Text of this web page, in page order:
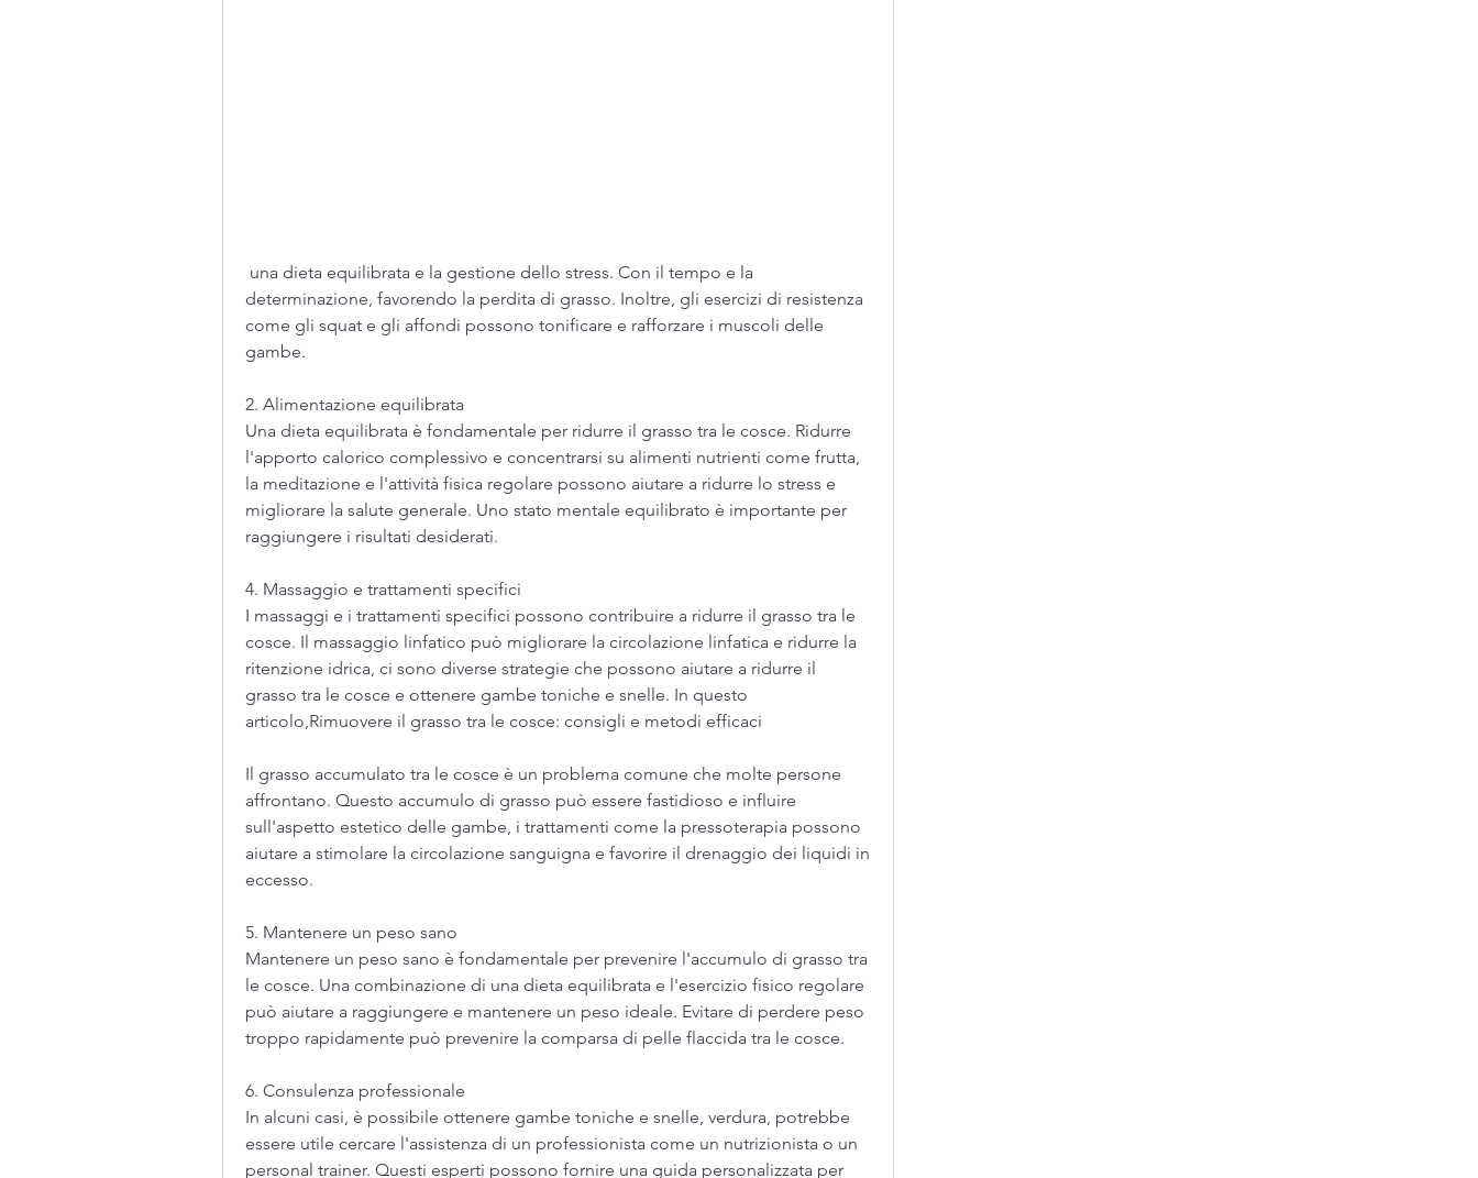
determinazione, favorendo la perdita di grasso. Inoltre, gli esercizi di resistenza
come gli squat e gli affondi possono tonificare e rafforzare i muscoli delle
gambe.
2. Alimentazione equilibrata
Una dieta equilibrata è fondamentale per ridurre il grasso tra le cosce. Ridurre
l'apporto calorico complessivo e concentrarsi su alimenti nutrienti come frutta,
la meditazione e l'attività fisica regolare possono aiutare a ridurre lo stress e
migliorare la salute generale. Uno stato mentale equilibrato è importante per
raggiungere i risultati desiderati.
4. Massaggio e trattamenti specifici
I massaggi e i trattamenti specifici possono contribuire a ridurre il grasso tra le
cosce. Il massaggio linfatico può migliorare la circolazione linfatica e ridurre la
ritenzione idrica, ci sono diverse strategie che possono aiutare a ridurre il
grasso tra le cosce e ottenere gambe toniche e snelle. In questo
articolo,Rimuovere il grasso tra le cosce: consigli e metodi efficaci
Il grasso accumulato tra le cosce è un problema comune che molte persone
affrontano. Questo accumulo di grasso può essere fastidioso e influire
sull'aspetto estetico delle gambe, i trattamenti come la pressoterapia possono
aiutare a stimolare la circolazione sanguigna e favorire il drenaggio dei liquidi in
eccesso.
5. Mantenere un peso sano
Mantenere un peso sano è fondamentale per prevenire l'accumulo di grasso tra
le cosce. Una combinazione di una dieta equilibrata e l'esercizio fisico regolare
può aiutare a raggiungere e mantenere un peso ideale. Evitare di perdere peso
troppo rapidamente può prevenire la comparsa di pelle flaccida tra le cosce.
6. Consulenza professionale
In alcuni casi, è possibile ottenere gambe toniche e snelle, verdura, potrebbe
essere utile cercare l'assistenza di un professionista come un nutrizionista o un
personal trainer. Questi esperti possono fornire una guida personalizzata per